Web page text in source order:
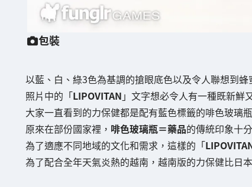
包裝
以藍、白、綠3色為基調的搶眼底色以及令人聯想到
照片中的「LIPOVITAN 」文字想必令人有一種既新鮮
大家一直看到的力保健都是配有藍色標籤的啡色玻璃
原來在部份國家裡， 啡色玻璃瓶＝藥品的傳統印象十
為了適應不同地域的文化和需求，這樣的「
為了配合全年天氣炎熱的越南，越南版的力保健比日